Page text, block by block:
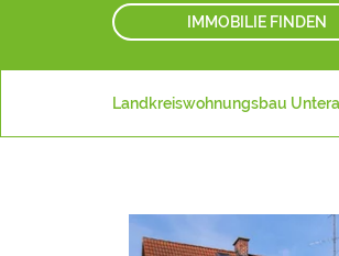
IMMOBILIE FINDEN
Landkreiswohnungsbau